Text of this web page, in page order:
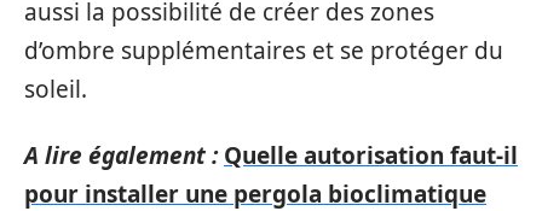
aussi la possibilité de créer des zones
d’ombre supplémentaires et se protéger du
soleil.
A lire également : Quelle autorisation faut-il
pour installer une pergola bioclimatique